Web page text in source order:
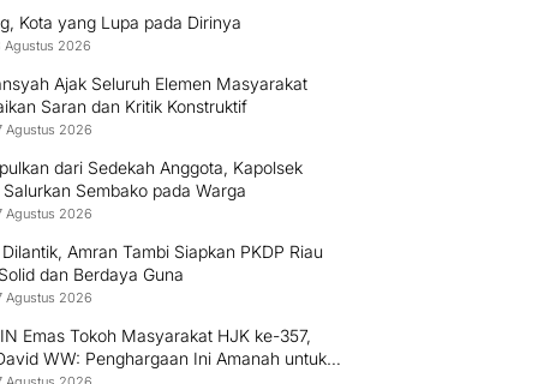
Kota yang Lupa pada Dirinya
Agustus 2026
Ajak Seluruh Elemen Masyarakat
Saran dan Kritik Konstruktif
Agustus 2026
dari Sedekah Anggota, Kapolsek
Sembako pada Warga
Agustus 2026
Amran Tambi Siapkan PKDP Riau
dan Berdaya Guna
Agustus 2026
Emas Tokoh Masyarakat HJK ke-357,
WW: Penghargaan Ini Amanah untuk